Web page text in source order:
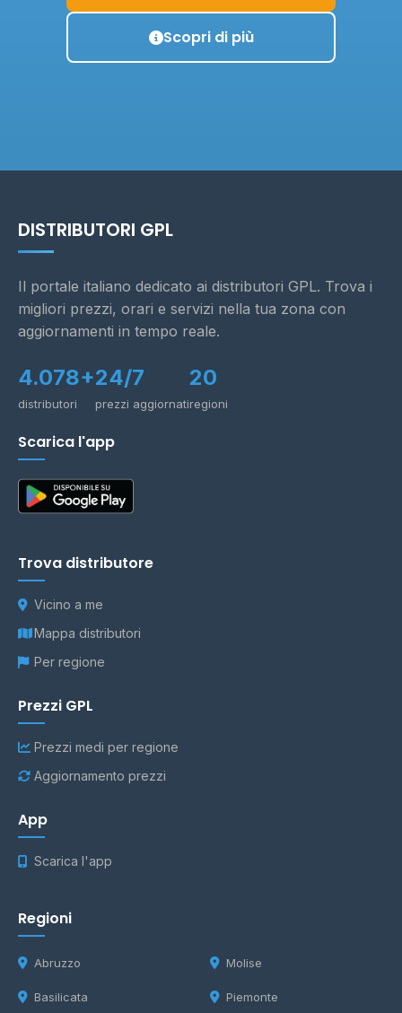
Scopri di più
DISTRIBUTORI GPL
Il portale italiano dedicato ai distributori GPL. Trova i
migliori prezzi, orari e servizi nella tua zona con
aggiornamenti in tempo reale.
4.078+
distributori
24/7
prezzi aggiornati
20
regioni
Scarica l'app
Trova distributore
Vicino a me
Mappa distributori
Per regione
Prezzi GPL
Prezzi medi per regione
Aggiornamento prezzi
App
Scarica l'app
Regioni
Abruzzo
Basilicata
Molise
Piemonte